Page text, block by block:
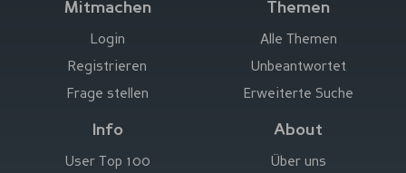
Mitmachen
Login
Registrieren
Frage stellen
Themen
Alle Themen
Unbeantwortet
Erweiterte Suche
Info
User Top 100
About
Über uns